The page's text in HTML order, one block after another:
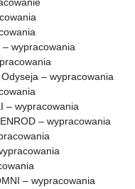
wypracowania
– wypracowania
– wypracowania
– wypracowania
– wypracowania